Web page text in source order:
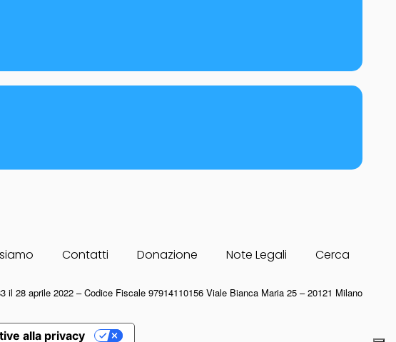
Contatti Donazione Note Legali Cerca
il 28 aprile 2022 – Codice Fiscale 97914110156 Viale Bianca Maria 25 – 20121 Milano
alla privacy